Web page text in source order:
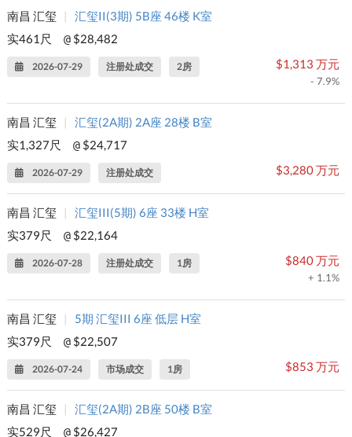
南昌 汇玺 |
汇玺II(3期) 5B座 46楼 K室
实461尺
@ $28,482
2026-07-29 注册处成交 2房 $1,313 万元
- 7.9%
南昌 汇玺 |
汇玺(2A期) 2A座 28楼 B室
实1,327尺
@ $24,717
2026-07-29 注册处成交 $3,280 万元
南昌 汇玺 |
汇玺III(5期) 6座 33楼 H室
实379尺
@ $22,164
2026-07-28 注册处成交 1房 $840 万元
+ 1.1%
南昌 汇玺 |
5期 汇玺III 6座 低层 H室
实379尺
@ $22,507
2026-07-24 市场成交 1房 $853 万元
南昌 汇玺 |
汇玺(2A期) 2B座 50楼 B室
实529尺
@ $26,427